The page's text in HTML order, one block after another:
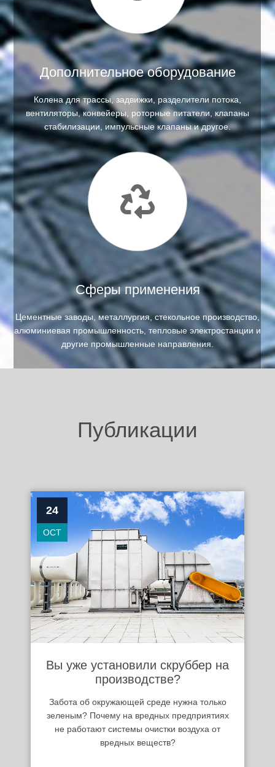
Дополнительное оборудование
Колена для трассы, задвижки, разделители потока,
вентиляторы, конвейеры, роторные питатели, клапаны
стабилизации, импульсные клапаны и другое.
Сферы применения
Цементные заводы, металлургия, стекольное производство,
алюминиевая промышленность, тепловые электростанции и
другие промышленные направления.
Публикации
24
OCT
Вы уже установили скруббер на
производстве?
Забота об окружающей среде нужна только
зеленым? Почему на вредных предприятиях
не работают системы очистки воздуха от
вредных веществ?